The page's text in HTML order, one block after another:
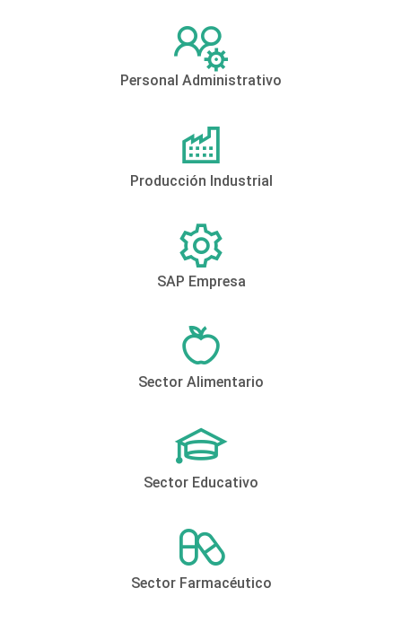
Personal Administrativo
Producción Industrial
SAP Empresa
Sector Alimentario
Sector Educativo
Sector Farmacéutico